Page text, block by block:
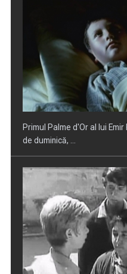
Serialul pentru copii
TVR 3